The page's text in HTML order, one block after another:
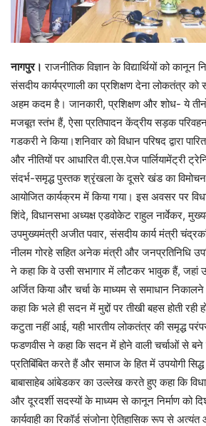
नागपुर। राजनीतिक विज्ञान के विद्यार्थियों को कानून
संसदीय कार्यप्रणाली का प्रशिक्षण देना लोकतंत्र
अहम कदम है। जानकारी, प्रशिक्षण और शोध- ये
मजबूत स्तंभ हैं, ऐसा प्रतिपादन केंद्रीय सड़क परिवहन
गडकरी ने किया।शनिवार को विधान परिषद द्वारा
और नीतियों पर आधारित वी.एस.पेज पार्लियामेंट्री
संदर्भ-समृद्ध पुस्तक श्रृंखला के दूसरे खंड का विमोचन
आयोजित कार्यक्रम में किया गया। इस अवसर पर
शिंदे, विधानसभा अध्यक्ष एडवोकेट राहुल नार्वेकर,
उपमुख्यमंत्री अजीत पवार, संसदीय कार्य मंत्री
नीलम गोरहे सहित अनेक मंत्री और जनप्रतिनिधि
ने कहा कि वे उसी सभागार में लौटकर भावुक हैं, जहां
अर्जित किया और चर्चा के माध्यम से समाधान
कहा कि भले ही सदन में मुद्दों पर तीखी बहस होती रही
कटुता नहीं आई, यही भारतीय लोकतंत्र की समृद्ध
फडणवीस ने कहा कि सदन में होने वाली चर्चाओं से बने
प्रतिबिंबित करते हैं और समाज के हित में उपयोगी
बाबासाहेब आंबेडकर का उल्लेख करते हुए कहा कि
और दूरदर्शी सदस्यों के माध्यम से कानून निर्माण को
कार्यवाही का रिकॉर्ड संजोना ऐतिहासिक रूप से